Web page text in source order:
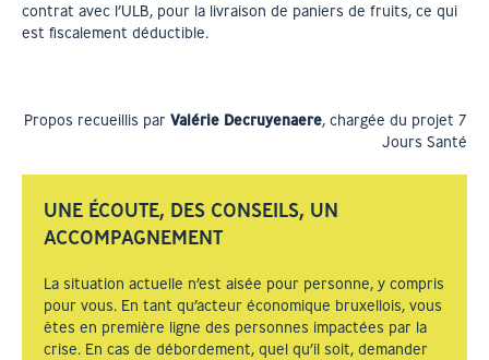
contrat avec l’ULB, pour la livraison de paniers de fruits, ce qui
est fiscalement déductible.
Propos recueillis par Valérie Decruyenaere, chargée du projet 7
Jours Santé
UNE ÉCOUTE, DES CONSEILS, UN
ACCOMPAGNEMENT
La situation actuelle n’est aisée pour personne, y compris
pour vous. En tant qu’acteur économique bruxellois, vous
êtes en première ligne des personnes impactées par la
crise. En cas de débordement, quel qu’il soit, demander